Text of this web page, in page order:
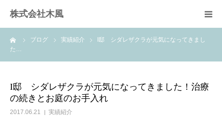
株式会社木風
ブログ 実績紹介
I邸 シダレザクラが元気になってきまし
た…
I邸 シダレザクラが元気になってきました！治療
の続きとお庭のお手入れ
2017.06.21 実績紹介
業務案内
樹木医受験応援講座